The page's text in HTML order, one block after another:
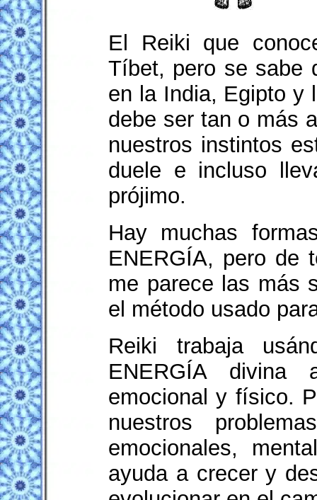
El Reiki que
Tíbet, pero se sabe
en la India, Egipto y
debe ser tan o más
nuestros instintos
duele e incluso
prójimo.
Hay muchas
ENERGÍA, pero de
me parece las más
el método usado
Reiki trabaja
ENERGÍA divina
emocional y físico.
nuestros
emocionales,
ayuda a crecer y